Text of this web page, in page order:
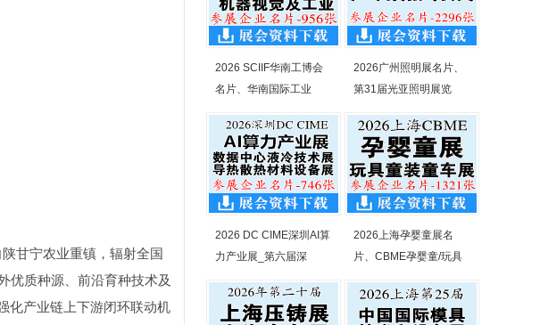
甘宁农业重镇，辐射全国
优质种源、前沿育种技术及
化产业链上下游闭环联动机
2026 SCIIF华南工博会
名片、华南国际工业
2026广州照明展名片、
第31届光亚照明展览
2026 DC CIME深圳AI算
力产业展_第六届深
2026上海孕婴童展名
片、CBME孕婴童/玩具